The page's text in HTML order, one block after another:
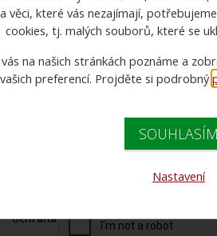
* Jméno:
adresáta
ochrana
věci, které vás nezajímají,
cookies, tj. malých souborů, které se
na našich stránkách poznáme a
preferencí. Projděte si podrobný
SOUHLASÍM
Nastavení